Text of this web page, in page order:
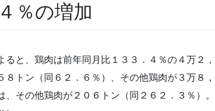
％の増加
と、鶏肉は前年同月比１３３．４％の４万２，
トン（同６２．６％）、その他鶏肉が３万８，
その他鶏肉が２０６トン（同２６２．３％）。